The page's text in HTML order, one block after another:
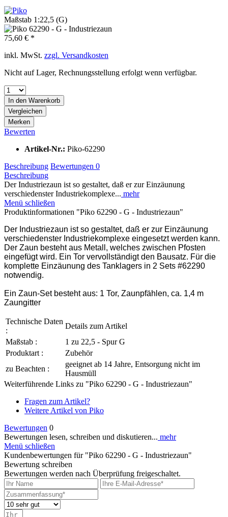
Maßstab 1:22,5 (G)
75,60 € *
inkl. MwSt. zzgl. Versandkosten
Nicht auf Lager, Rechnungsstellung erfolgt wenn verfügbar.
In den Warenkorb
Vergleichen
Merken
Bewerten
Artikel-Nr.: Piko-62290
Beschreibung Bewertungen 0
Beschreibung
Der Industriezaun ist so gestaltet, daß er zur Einzäunung
verschiedenster Industriekomplexe... mehr
Menü schließen
Produktinformationen "Piko 62290 - G - Industriezaun"
Der Industriezaun ist so gestaltet, daß er zur Einzäunung
verschiedenster Industriekomplexe eingesetzt werden kann.
Der Zaun besteht aus Metall, welches zwischen Pfosten
eingefügt wird. Ein Tor vervollständigt den Bausatz. Für die
komplette Einzäunung des Tanklagers in 2 Sets #62290
notwendig.
Ein Zaun-Set besteht aus: 1 Tor, Zaunpfählen, ca. 1,4 m
Zaungitter
Technische Daten
:
Details zum Artikel
Maßstab :
1 zu 22,5 - Spur G
Produktart :
Zubehör
zu Beachten :
geeignet ab 14 Jahre, Entsorgung nicht im
Hausmüll
Weiterführende Links zu "Piko 62290 - G - Industriezaun"
Fragen zum Artikel?
Weitere Artikel von Piko
Bewertungen 0
Bewertungen lesen, schreiben und diskutieren... mehr
Menü schließen
Kundenbewertungen für "Piko 62290 - G - Industriezaun"
Bewertung schreiben
Bewertungen werden nach Überprüfung freigeschaltet.